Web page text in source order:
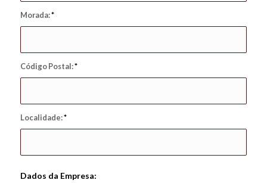
Morada:*
Código Postal:*
Localidade:*
Dados da Empresa: